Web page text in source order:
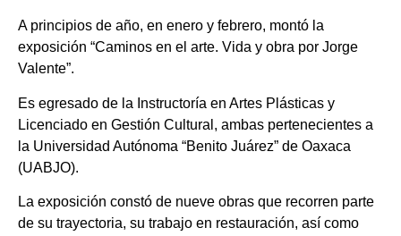
A principios de año, en enero y febrero, montó la
exposición “Caminos en el arte. Vida y obra por Jorge
Valente”.
Es egresado de la Instructoría en Artes Plásticas y
Licenciado en Gestión Cultural, ambas pertenecientes a
la Universidad Autónoma “Benito Juárez” de Oaxaca
(UABJO).
La exposición constó de nueve obras que recorren parte
de su trayectoria, su trabajo en restauración, así como